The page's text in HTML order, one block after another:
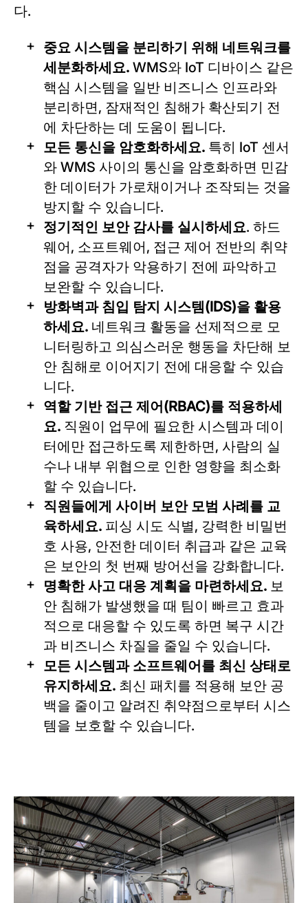
다.
중요 시스템을 분리하기 위해 네트워크를
세분화하세요. WMS와 IoT 디바이스 같은
핵심 시스템을 일반 비즈니스 인프라와
분리하면, 잠재적인 침해가 확산되기 전
에 차단하는 데 도움이 됩니다.
모든 통신을 암호화하세요. 특히 IoT 센서
와 WMS 사이의 통신을 암호화하면 민감
한 데이터가 가로채이거나 조작되는 것을
방지할 수 있습니다.
정기적인 보안 감사를 실시하세요. 하드
웨어, 소프트웨어, 접근 제어 전반의 취약
점을 공격자가 악용하기 전에 파악하고
보완할 수 있습니다.
방화벽과 침입 탐지 시스템(IDS)을 활용
하세요. 네트워크 활동을 선제적으로 모
니터링하고 의심스러운 행동을 차단해 보
안 침해로 이어지기 전에 대응할 수 있습
니다.
역할 기반 접근 제어(RBAC)를 적용하세
요. 직원이 업무에 필요한 시스템과 데이
터에만 접근하도록 제한하면, 사람의 실
수나 내부 위협으로 인한 영향을 최소화
할 수 있습니다.
직원들에게 사이버 보안 모범 사례를 교
육하세요. 피싱 시도 식별, 강력한 비밀번
호 사용, 안전한 데이터 취급과 같은 교육
은 보안의 첫 번째 방어선을 강화합니다.
명확한 사고 대응 계획을 마련하세요. 보
안 침해가 발생했을 때 팀이 빠르고 효과
적으로 대응할 수 있도록 하면 복구 시간
과 비즈니스 차질을 줄일 수 있습니다.
모든 시스템과 소프트웨어를 최신 상태로
유지하세요. 최신 패치를 적용해 보안 공
백을 줄이고 알려진 취약점으로부터 시스
템을 보호할 수 있습니다.